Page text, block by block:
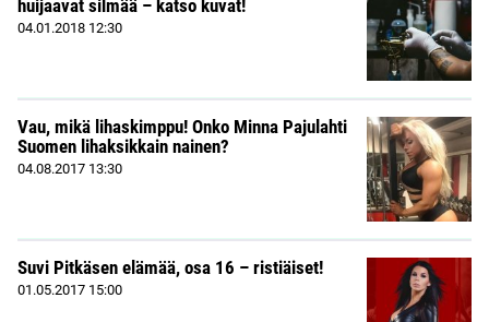
huijaavat silmää – katso kuvat!
04.01.2018 12:30
Vau, mikä lihaskimppu! Onko Minna Pajulahti
Suomen lihaksikkain nainen?
04.08.2017 13:30
Suvi Pitkäsen elämää, osa 16 – ristiäiset!
01.05.2017 15:00